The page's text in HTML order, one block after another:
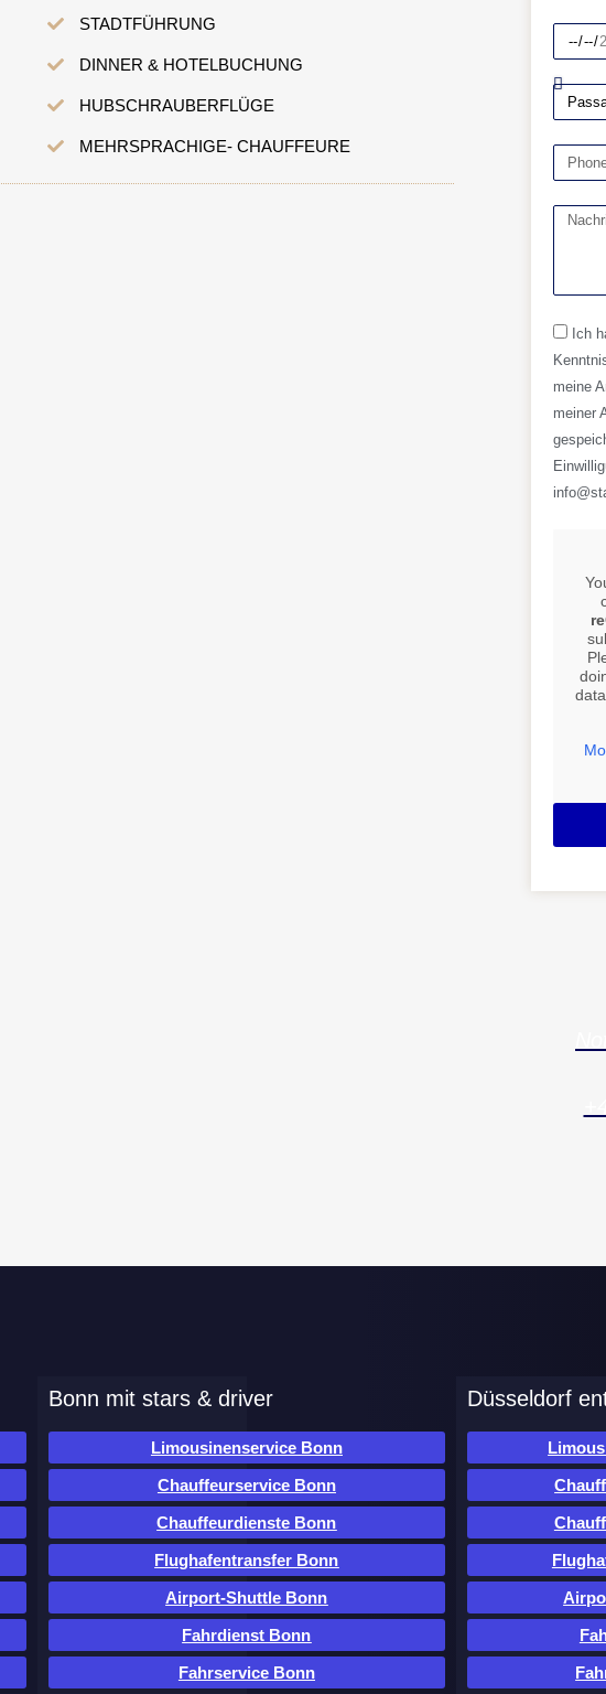
STADTFÜHRUNG
DINNER & HOTELBUCHUNG
HUBSCHRAUBERFLÜGE
MEHRSPRACHIGE- CHAUFFEURE
Ich
meine
meiner
Bonn mit stars & driver
Limousinenservice Bonn
Chauffeurservice Bonn
Chauffeurdienste Bonn
Flughafentransfer Bonn
Airport-Shuttle Bonn
Fahrdienst Bonn
Fahrservice Bonn
Düsseldorf